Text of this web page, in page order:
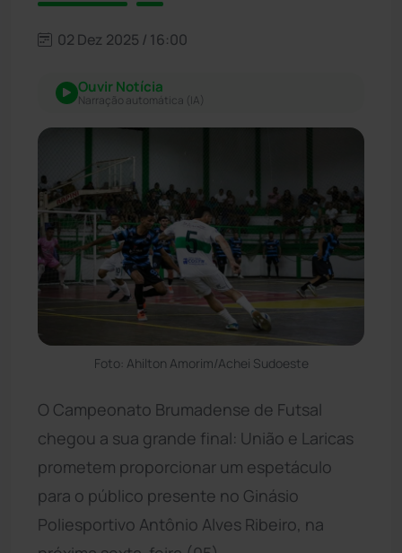
02 Dez 2025 / 16:00
Ouvir Notícia
Narração automática (IA)
Foto: Ahilton Amorim/Achei Sudoeste
O Campeonato Brumadense de Futsal
chegou a sua grande final: União e Laricas
prometem proporcionar um espetáculo
para o público presente no Ginásio
Poliesportivo Antônio Alves Ribeiro, na